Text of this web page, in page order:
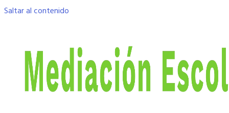
Saltar al contenido